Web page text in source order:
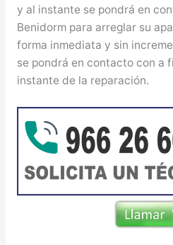
y al instante se pondrá en
Benidorm para arreglar su
forma inmediata y sin
se pondrá en contacto con a
instante de la reparación.